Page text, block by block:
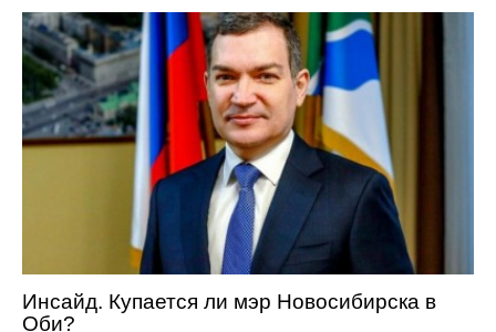
Инсайд. Купается ли мэр Новосибирска в
Оби?